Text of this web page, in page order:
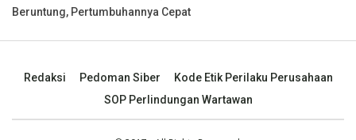
Beruntung, Pertumbuhannya Cepat
Redaksi Pedoman Siber
Kode Etik Perilaku Perusahaan
SOP Perlindungan Wartawan